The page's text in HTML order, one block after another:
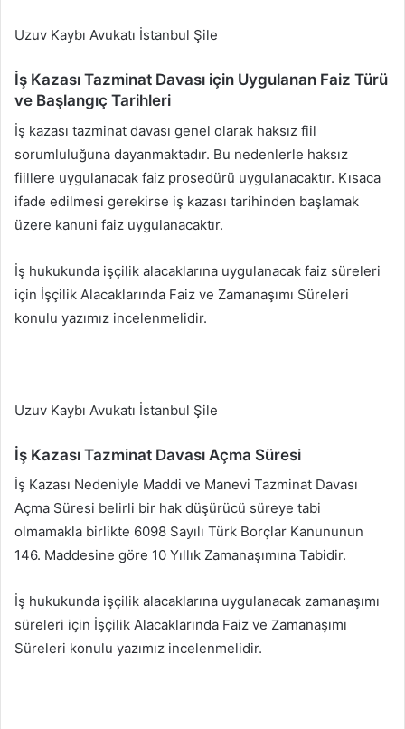
Uzuv Kaybı Avukatı İstanbul Şile
İş Kazası Tazminat Davası için Uygulanan Faiz Türü
ve Başlangıç Tarihleri
İş kazası tazminat davası genel olarak haksız fiil
sorumluluğuna dayanmaktadır. Bu nedenlerle haksız
fiillere uygulanacak faiz prosedürü uygulanacaktır. Kısaca
ifade edilmesi gerekirse iş kazası tarihinden başlamak
üzere kanuni faiz uygulanacaktır.
İş hukukunda işçilik alacaklarına uygulanacak faiz süreleri
için İşçilik Alacaklarında Faiz ve Zamanaşımı Süreleri
konulu yazımız incelenmelidir.
Uzuv Kaybı Avukatı İstanbul Şile
İş Kazası Tazminat Davası Açma Süresi
İş Kazası Nedeniyle Maddi ve Manevi Tazminat Davası
Açma Süresi belirli bir hak düşürücü süreye tabi
olmamakla birlikte 6098 Sayılı Türk Borçlar Kanununun
146. Maddesine göre 10 Yıllık Zamanaşımına Tabidir.
İş hukukunda işçilik alacaklarına uygulanacak zamanaşımı
süreleri için İşçilik Alacaklarında Faiz ve Zamanaşımı
Süreleri konulu yazımız incelenmelidir.